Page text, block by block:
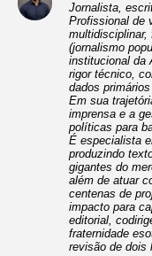
Jornalista,
Profissional de
multidisciplinar,
(jornalismo
institucional da
rigor técnico,
dados
Em sua
imprensa e a
políticas para
É especialista
produzindo
gigantes do
além de atuar
centenas de
impacto para
editorial,
fraternidade
revisão de dois